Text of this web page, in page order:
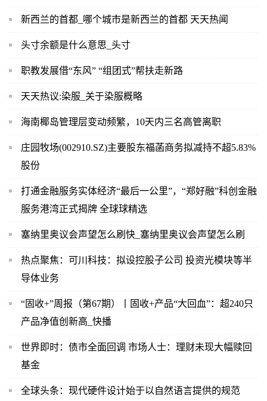
新西兰的首都_哪个城市是新西兰的首都 天天热闻
头寸余额是什么意思_头寸
职教发展借“东风” “组团式”帮扶走新路
天天热议:染服_关于染服概略
海南椰岛管理层变动频繁，10天内三名高管离职
庄园牧场(002910.SZ)主要股东福菡商务拟减持不超5.83%
股份
打通金融服务实体经济“最后一公里”，“郑好融”科创金融
服务港湾正式揭牌 全球球精选
塞纳里奥议会声望怎么刷快_塞纳里奥议会声望怎么刷
热点聚焦：可川科技：拟设控股子公司 投资光模块等半
导体业务
“固收+”周报（第67期）丨固收+产品“大回血”：超240只
产品净值创新高_快播
世界即时：债市全面回调 市场人士：理财未现大幅赎回
基金
全球头条：现代硬件设计始于以自然语言提供的规范